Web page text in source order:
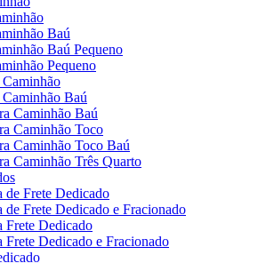
Baú
Baú Pequeno
Pequeno
Caminhão
Caminhão Baú
Caminhão Baú
Caminhão Toco
Caminhão Toco Baú
Caminhão Três Quarto
de Frete Dedicado
de Frete Dedicado e Fracionado
Frete Dedicado
Frete Dedicado e Fracionado